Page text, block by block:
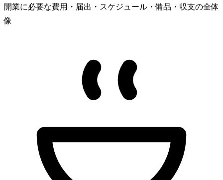
開業に必要な費用・届出・スケジュール・備品・収支の全体
像